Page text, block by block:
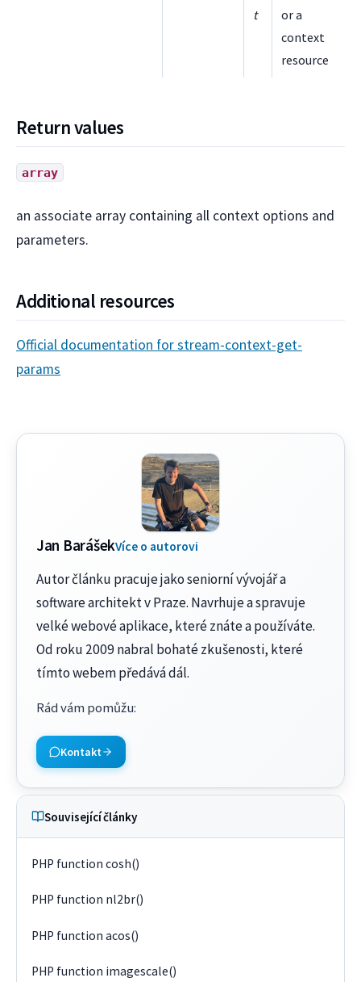
t
or a
context
resource
Return values
array
an associate array containing all context options and
parameters.
Additional resources
Official documentation for stream-context-get-
params
Jan BarášekVíce o autorovi
Autor článku pracuje jako seniorní vývojář a
software architekt v Praze. Navrhuje a spravuje
velké webové aplikace, které znáte a používáte.
Od roku 2009 nabral bohaté zkušenosti, které
tímto webem předává dál.
Rád vám pomůžu:
Kontakt
Související články
PHP function cosh()
PHP function nl2br()
PHP function acos()
PHP function imagescale()